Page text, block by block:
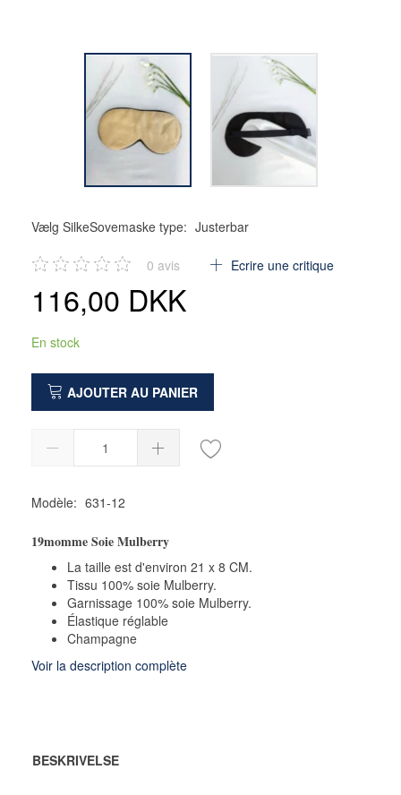
Vælg SilkeSovemaske type: Justerbar
0 avis Ecrire une critique
116,00 DKK
En stock
AJOUTER AU PANIER
Modèle: 631-12
19momme Soie Mulberry
La taille est d'environ 21 x 8 CM.
Tissu 100% soie Mulberry.
Garnissage 100% soie Mulberry.
Élastique réglable
Champagne
Voir la description complète
BESKRIVELSE